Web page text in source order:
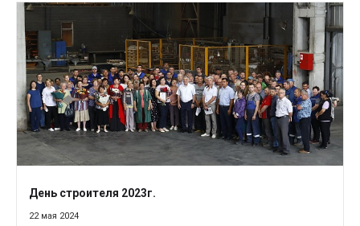
День строителя 2023г.
22 мая 2024